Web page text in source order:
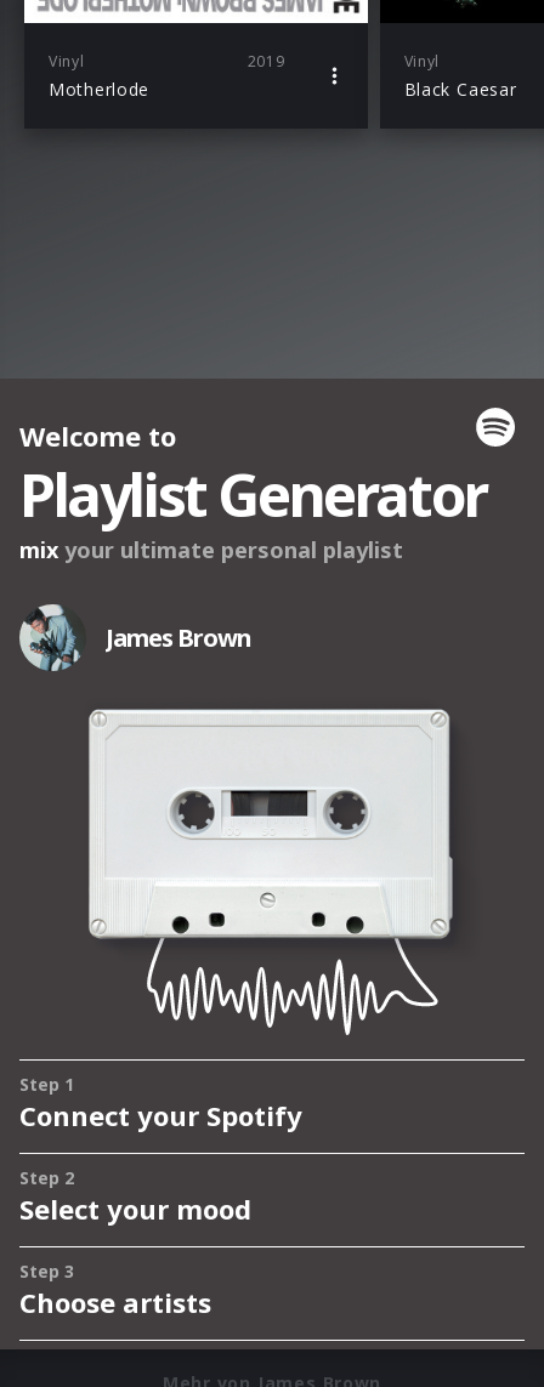
Vinyl 2019
Motherlode
Vinyl
Black Caesar
Mehr von James Brown